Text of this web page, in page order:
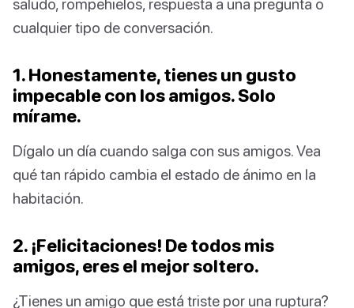
cualquier tipo de conversación.
1. Honestamente, tienes un gusto
impecable con los amigos. Solo
mírame.
Dígalo un día cuando salga con sus amigos. Vea
qué tan rápido cambia el estado de ánimo en la
habitación.
2. ¡Felicitaciones! De todos mis
amigos, eres el mejor soltero.
¿Tienes un amigo que está triste por una ruptura?